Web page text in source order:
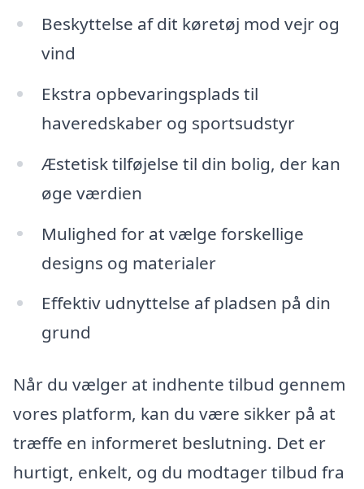
Beskyttelse af dit køretøj mod vejr og
vind
Ekstra opbevaringsplads til
haveredskaber og sportsudstyr
Æstetisk tilføjelse til din bolig, der kan
øge værdien
Mulighed for at vælge forskellige
designs og materialer
Effektiv udnyttelse af pladsen på din
grund
Når du vælger at indhente tilbud gennem
vores platform, kan du være sikker på at
træffe en informeret beslutning. Det er
hurtigt, enkelt, og du modtager tilbud fra